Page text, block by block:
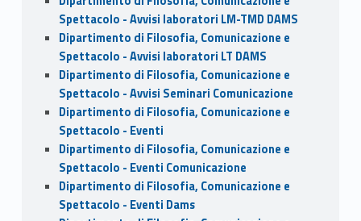
Spettacolo - Avvisi laboratori LM-TMD DAMS
Dipartimento di Filosofia, Comunicazione e
Spettacolo - Avvisi laboratori LT DAMS
Dipartimento di Filosofia, Comunicazione e
Spettacolo - Avvisi Seminari Comunicazione
Dipartimento di Filosofia, Comunicazione e
Spettacolo - Eventi
Dipartimento di Filosofia, Comunicazione e
Spettacolo - Eventi Comunicazione
Dipartimento di Filosofia, Comunicazione e
Spettacolo - Eventi Dams